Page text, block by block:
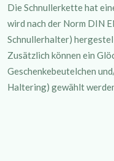
Die Schnullerkette hat
wird nach der Norm DIN
Schnullerhalter)
Zusätzlich können ein
Geschenkebeutelchen
Haltering) gewählt